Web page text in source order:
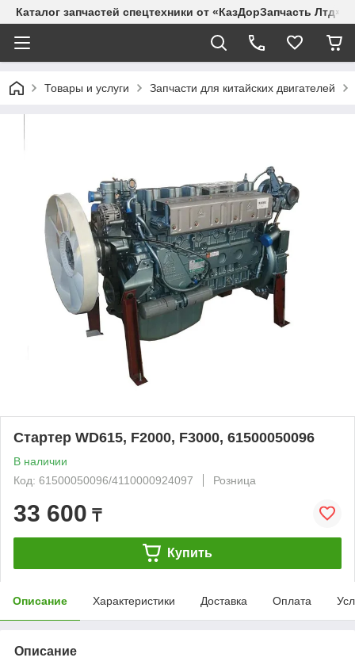
Каталог запчастей спецтехники от «КазДорЗапчасть Лтд»
Товары и услуги Запчасти для китайских двигателей
Стартер WD615, F2000, F3000, 61500050096
В наличии
Код: 61500050096/4110000924097
Розница
33 600 ₸
Купить
Описание Характеристики Доставка Оплата
Описание